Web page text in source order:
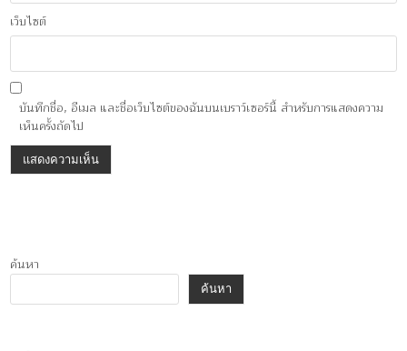
เว็บไซต์
บันทึกชื่อ, อีเมล และชื่อเว็บไซต์ของฉันบนเบราว์เซอร์นี้ สำหรับการแสดงความ
เห็นครั้งถัดไป
ค้นหา
ค้นหา